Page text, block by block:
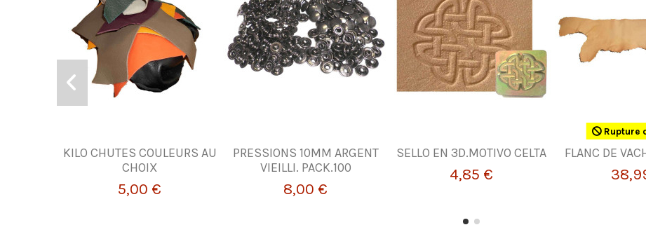
KILO CHUTES COULEURS AU
CHOIX
5,00 €
PRESSIONS 10MM ARGENT
VIEILLI. PACK.100
8,00 €
SELLO EN 3D.MOTIVO CELTA
4,85 €
Rupture
FLANC DE